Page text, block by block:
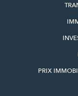
PRIX